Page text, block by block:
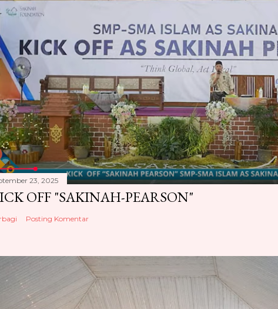
23, 2025
OFF "SAKINAH-PEARSON"
Posting Komentar